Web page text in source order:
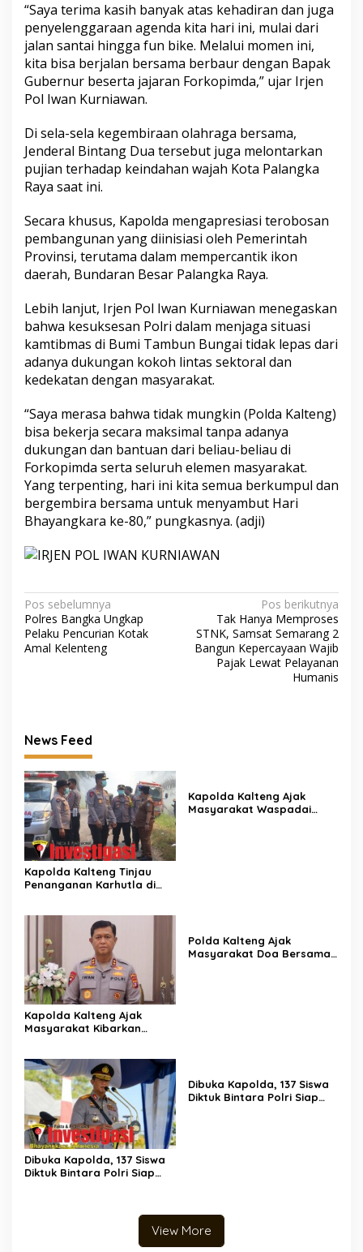
“Saya terima kasih banyak atas kehadiran dan juga
penyelenggaraan agenda kita hari ini, mulai dari
jalan santai hingga fun bike. Melalui momen ini,
kita bisa berjalan bersama berbaur dengan Bapak
Gubernur beserta jajaran Forkopimda,” ujar Irjen
Pol Iwan Kurniawan.
Di sela-sela kegembiraan olahraga bersama,
Jenderal Bintang Dua tersebut juga melontarkan
pujian terhadap keindahan wajah Kota Palangka
Raya saat ini.
Secara khusus, Kapolda mengapresiasi terobosan
pembangunan yang diinisiasi oleh Pemerintah
Provinsi, terutama dalam mempercantik ikon
daerah, Bundaran Besar Palangka Raya.
Lebih lanjut, Irjen Pol Iwan Kurniawan menegaskan
bahwa kesuksesan Polri dalam menjaga situasi
kamtibmas di Bumi Tambun Bungai tidak lepas dari
adanya dukungan kokoh lintas sektoral dan
kedekatan dengan masyarakat.
“Saya merasa bahwa tidak mungkin (Polda Kalteng)
bisa bekerja secara maksimal tanpa adanya
dukungan dan bantuan dari beliau-beliau di
Forkopimda serta seluruh elemen masyarakat.
Yang terpenting, hari ini kita semua berkumpul dan
bergembira bersama untuk menyambut Hari
Bhayangkara ke-80,” pungkasnya. (adji)
Navigasi
pos
Pos sebelumnya
Polres Bangka Ungkap
Pelaku Pencurian Kotak
Amal Kelenteng
Pos berikutnya
Tak Hanya Memproses
STNK, Samsat Semarang 2
Bangun Kepercayaan Wajib
Pajak Lewat Pelayanan
Humanis
News Feed
Kapolda Kalteng Tinjau
Penanganan Karhutla di
Kapolda Kalteng Ajak
Masyarakat Waspadai
Kapolda Kalteng Ajak
Masyarakat Kibarkan
Polda Kalteng Ajak
Masyarakat Doa Bersama
Dibuka Kapolda, 137 Siswa
Diktuk Bintara Polri Siap
Dibuka Kapolda, 137 Siswa
Diktuk Bintara Polri Siap
View More